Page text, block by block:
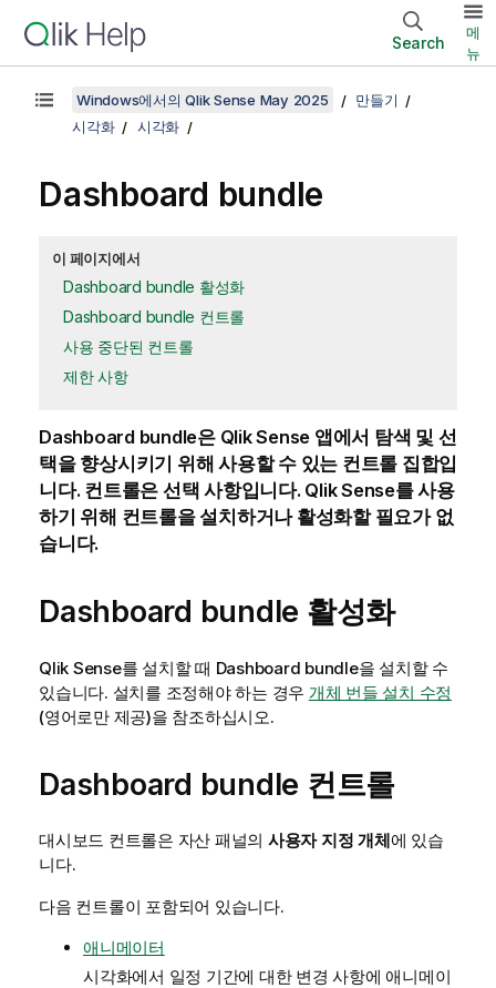
Search
메
뉴
Windows에서의 Qlik Sense May 2025
만들기
시각화
시각화
Dashboard bundle
이 페이지에서
Dashboard bundle 활성화
Dashboard bundle 컨트롤
사용 중단된 컨트롤
제한 사항
Dashboard bundle은 Qlik Sense 앱에서 탐색 및 선
택을 향상시키기 위해 사용할 수 있는 컨트롤 집합입
니다. 컨트롤은 선택 사항입니다. Qlik Sense를 사용
하기 위해 컨트롤을 설치하거나 활성화할 필요가 없
습니다.
Dashboard bundle 활성화
Qlik Sense를 설치할 때 Dashboard bundle을 설치할 수
있습니다. 설치를 조정해야 하는 경우 개체 번들 설치 수정
(영어로만 제공)을 참조하십시오.
Dashboard bundle 컨트롤
대시보드 컨트롤은 자산 패널의 사용자 지정 개체에 있습
니다.
다음 컨트롤이 포함되어 있습니다.
애니메이터
시각화에서 일정 기간에 대한 변경 사항에 애니메이